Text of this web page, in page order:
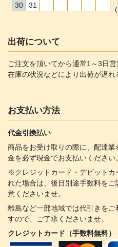
30
31
(
出荷について
ご注文を頂いてから通常1～3日営
在庫の状況などにより出荷が遅れ
お支払い方法
代金引換払い
商品をお受け取りの際に、配達
金を必ず現金でお支払いください。
※クレジットカード・デビットカ
れた場合は、後日別途手数料を
意くださいませ。
離島など一部地域では代引きを
すので、ご了承くださいませ。
クレジットカード（手数料無料）